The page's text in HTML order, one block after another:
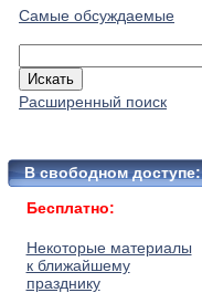
Самые обсуждаемые
Расширенный поиск
В свободном доступе:
Бесплатно:
Некоторые материалы
к ближайшему
празднику